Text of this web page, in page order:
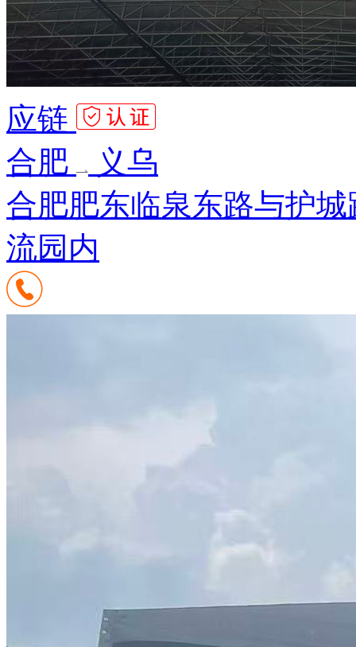
应链
合肥
义乌
合肥肥东临泉东路与护
流园内